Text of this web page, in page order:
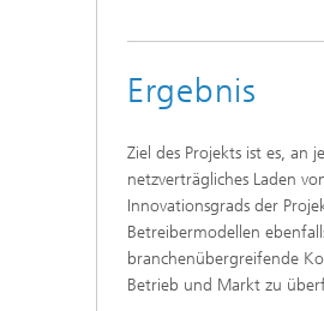
Ergebnis
Ziel des Projekts ist es, an
netzverträgliches Laden
Innovationsgrads der
Betreibermodellen
branchenübergreifende
Betrieb und Markt zu